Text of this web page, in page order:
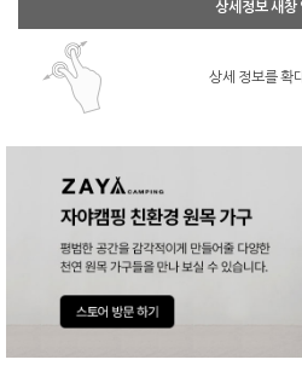
상세정보 새창
상세 정보를 확